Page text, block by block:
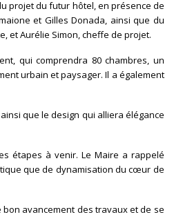
projet du futur hôtel, en présence de
et Gilles Donada, ainsi que du
et Aurélie Simon, cheffe de projet.
qui comprendra 80 chambres, un
urbain et paysager. Il a également
que le design qui alliera élégance
étapes à venir. Le Maire a rappelé
que de dynamisation du cœur de
bon avancement des travaux et de se